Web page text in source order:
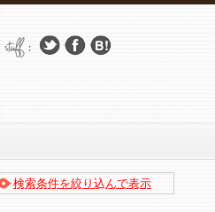
検索条件を絞り込んで表示